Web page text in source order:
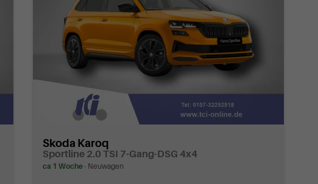
Skoda Karoq
Sportline 2.0 TSI 7-Gang-DSG 4x4
ca 1 Woche Neuwagen